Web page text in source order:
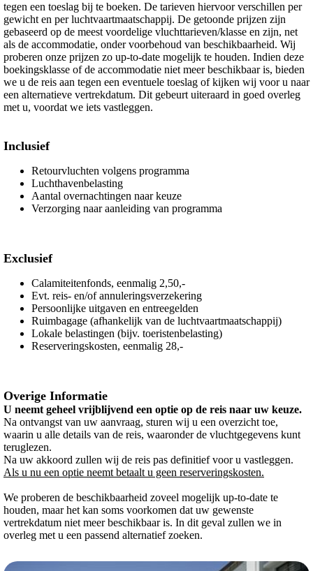
tegen een toeslag bij te boeken. De tarieven hiervoor verschillen per
gewicht en per luchtvaartmaatschappij. De getoonde prijzen zijn
gebaseerd op de meest voordelige vluchttarieven/klasse en zijn, net
als de accommodatie, onder voorbehoud van beschikbaarheid. Wij
proberen onze prijzen zo up-to-date mogelijk te houden. Indien deze
boekingsklasse of de accommodatie niet meer beschikbaar is, bieden
we u de reis aan tegen een eventuele toeslag of kijken wij voor u naar
een alternatieve vertrekdatum. Dit gebeurt uiteraard in goed overleg
met u, voordat we iets vastleggen.
Inclusief
Retourvluchten volgens programma
Luchthavenbelasting
Aantal overnachtingen naar keuze
Verzorging naar aanleiding van programma
Exclusief
Calamiteitenfonds, eenmalig 2,50,-
Evt. reis- en/of annuleringsverzekering
Persoonlijke uitgaven en entreegelden
Ruimbagage (afhankelijk van de luchtvaartmaatschappij)
Lokale belastingen (bijv. toeristenbelasting)
Reserveringskosten, eenmalig 28,-
Overige Informatie
U neemt geheel vrijblijvend een optie op de reis naar uw keuze.
Na ontvangst van uw aanvraag, sturen wij u een overzicht toe,
waarin u alle details van de reis, waaronder de vluchtgegevens kunt
teruglezen.
Na uw akkoord zullen wij de reis pas definitief voor u vastleggen.
Als u nu een optie neemt betaalt u geen reserveringskosten.
We proberen de beschikbaarheid zoveel mogelijk up-to-date te
houden, maar het kan soms voorkomen dat uw gewenste
vertrekdatum niet meer beschikbaar is. In dit geval zullen we in
overleg met u een passend alternatief zoeken.